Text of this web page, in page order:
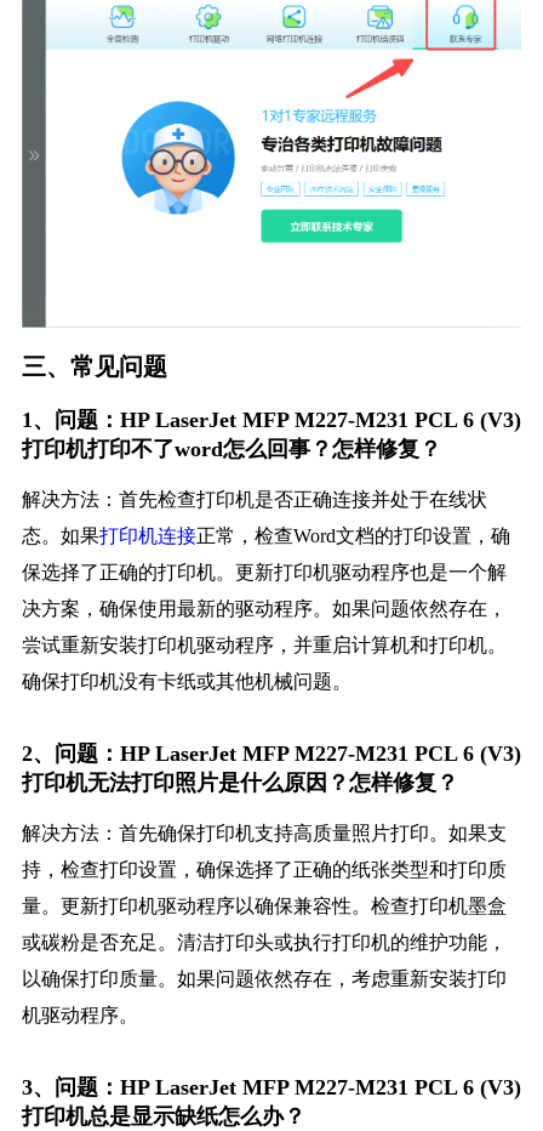
三、常见问题
1、问题：HP LaserJet MFP M227-M231 PCL 6 (V3)
打印机打印不了word怎么回事？怎样修复？
解决方法：首先检查打印机是否正确连接并处于在线状
态。如果打印机连接正常，检查Word文档的打印设置，确
保选择了正确的打印机。更新打印机驱动程序也是一个解
决方案，确保使用最新的驱动程序。如果问题依然存在，
尝试重新安装打印机驱动程序，并重启计算机和打印机。
确保打印机没有卡纸或其他机械问题。
2、问题：HP LaserJet MFP M227-M231 PCL 6 (V3)
打印机无法打印照片是什么原因？怎样修复？
解决方法：首先确保打印机支持高质量照片打印。如果支
持，检查打印设置，确保选择了正确的纸张类型和打印质
量。更新打印机驱动程序以确保兼容性。检查打印机墨盒
或碳粉是否充足。清洁打印头或执行打印机的维护功能，
以确保打印质量。如果问题依然存在，考虑重新安装打印
机驱动程序。
3、问题：HP LaserJet MFP M227-M231 PCL 6 (V3)
打印机总是显示缺纸怎么办？